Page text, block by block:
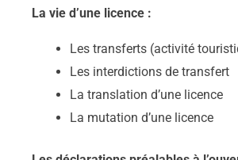
La vie d’une licence :
Les transferts (activité
Les interdictions de transfert
La translation d’une licence
La mutation d’une licence